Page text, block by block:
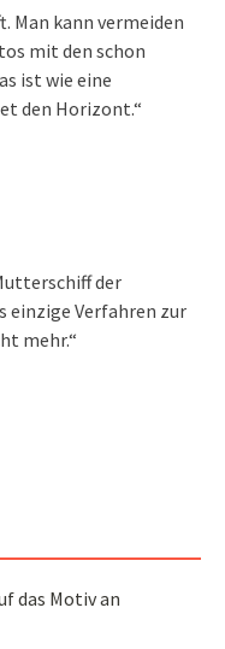
Man kann vermeiden
mit den schon
ist wie eine
den Horizont.“
der
einzige Verfahren zur
mehr.“
das Motiv an